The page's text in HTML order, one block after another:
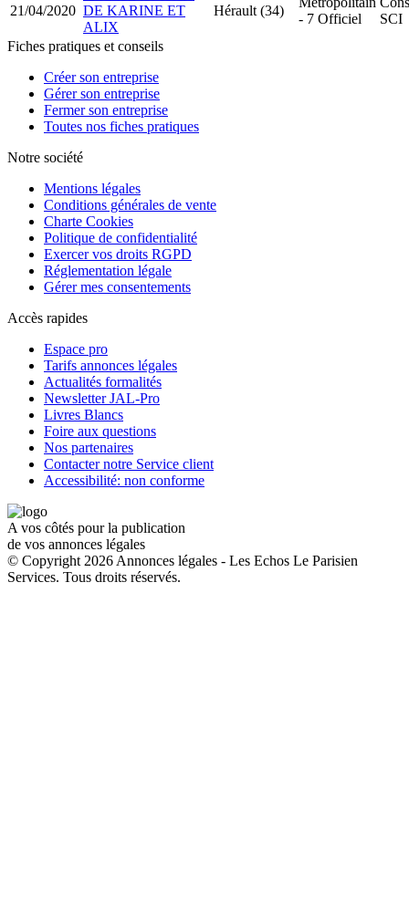
21/04/2020 DE KARINE ET
ALIX
Hérault (34)
- 7 Officiel
SCI
Fiches pratiques et conseils
Créer son entreprise
Gérer son entreprise
Fermer son entreprise
Toutes nos fiches pratiques
Notre société
Mentions légales
Conditions générales de vente
Charte Cookies
Politique de confidentialité
Exercer vos droits RGPD
Réglementation légale
Gérer mes consentements
Accès rapides
Espace pro
Tarifs annonces légales
Actualités formalités
Newsletter JAL-Pro
Livres Blancs
Foire aux questions
Nos partenaires
Contacter notre Service client
Accessibilité: non conforme
A vos côtés pour la publication
de vos annonces légales
© Copyright 2026 Annonces légales - Les Echos Le Parisien
Services. Tous droits réservés.